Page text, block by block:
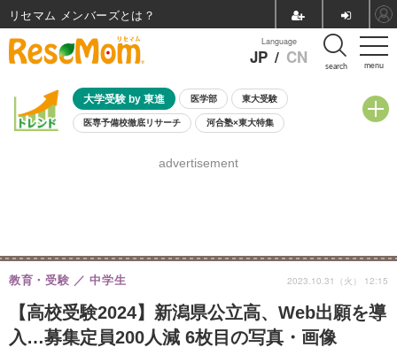
menu
Language
JP / CN search
大学受験 by 東進 医学部 東大受験
医専予備校徹底リサーチ 河合塾×東大特集
8月開催学校説明会・相談会
advertisement
【高校受験2024】新潟県公立高、Web出願を導
入…募集定員200人減 6枚目の写真・画像
教育・受験 中学生 2023.10.31（火） 12:15
リセマム メンバーズ